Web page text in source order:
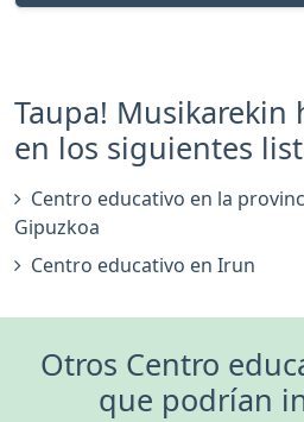
Taupa! Musikarekin
en los siguientes
Centro educativo en la
Gipuzkoa
Centro educativo en Irun
Otros Centro
que podrían